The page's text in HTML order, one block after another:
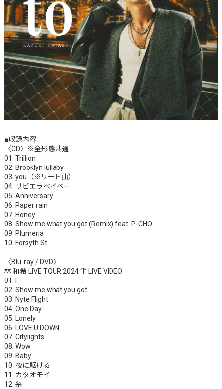
■収録内容
〈CD〉※全形態共通
01. Trillion
02. Brooklyn lullaby
03. you（※リード曲）
04. リビエラベイベー
05. Anniversary
06. Paper rain
07. Honey
08. Show me what you got (Remix) feat. P-CHO
09. Plumeria
10. Forsyth St
〈Blu-ray / DVD〉
林 和希 LIVE TOUR 2024 “I” LIVE VIDEO
01. I
02. Show me what you got
03. Nyte Flight
04. One Day
05. Lonely
06. LOVE U DOWN
07. Citylights
08. Wow
09. Baby
10. 夜に駆ける
11. カタオモイ
12. 糸